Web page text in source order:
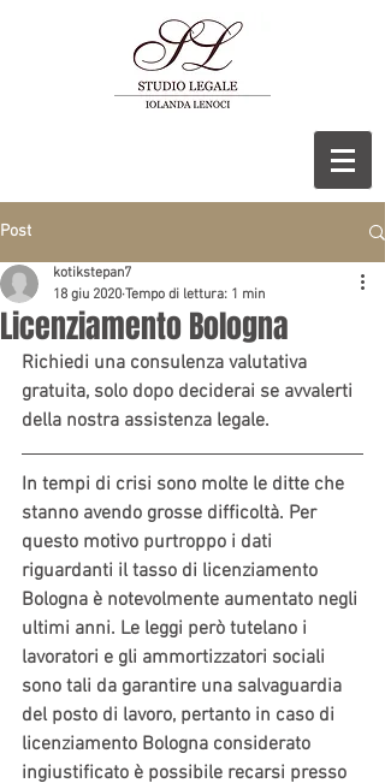
Post
Licenziamento Bologna
kotikstepan7
18 giu 2020 Tempo di lettura: 1 min
Richiedi una consulenza valutativa
gratuita, solo dopo deciderai se avvalerti
In tempi di crisi sono molte le ditte che
stanno avendo grosse difficoltà. Per
questo motivo purtroppo i dati
riguardanti il tasso di licenziamento
Bologna è notevolmente aumentato negli
ultimi anni. Le leggi però tutelano i
lavoratori e gli ammortizzatori sociali
sono tali da garantire una salvaguardia
del posto di lavoro, pertanto in caso di
licenziamento Bologna considerato
ingiustificato è possibile recarsi presso